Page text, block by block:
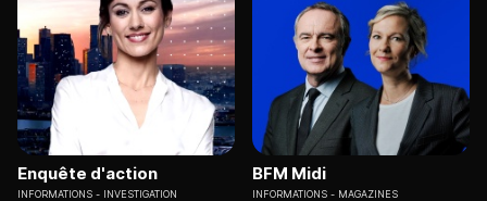
Enquête d'action
INFORMATIONS INVESTIGATION
BFM Midi
INFORMATIONS MAGAZINES